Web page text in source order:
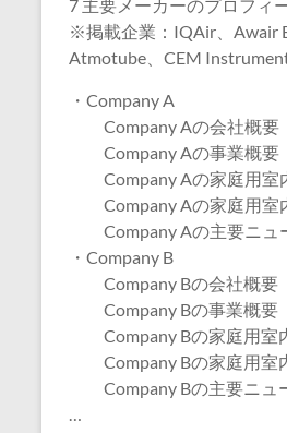
7 主要メーカーのプロフィ
※掲載企業：IQAir、Awair
Atmotube、CEM
・Company A
Company Aの会社概要
Company Aの事業概要
Company Aの家庭用室
Company Aの家庭用室
Company Aの主要ニュ
・Company B
Company Bの会社概要
Company Bの事業概要
Company Bの家庭用室
Company Bの家庭用室
Company Bの主要ニュ
…